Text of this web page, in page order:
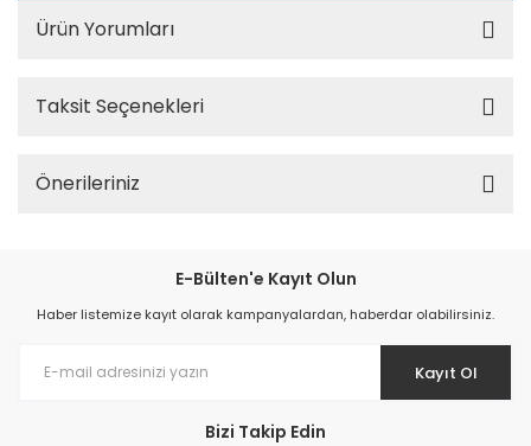
Ürün Yorumları
Taksit Seçenekleri
Önerileriniz
E-Bülten'e Kayıt Olun
Haber listemize kayıt olarak kampanyalardan, haberdar olabilirsiniz.
Kayıt Ol
Bizi Takip Edin